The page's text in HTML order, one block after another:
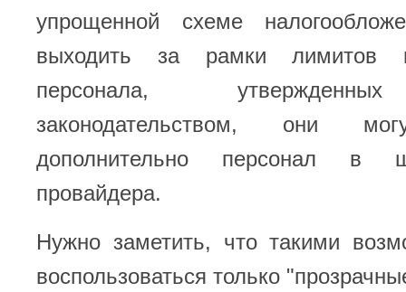
упрощенной схеме
выходить за рамки лимитов
персонала,
законодательством, они
дополнительно персонал в
провайдера.
Нужно заметить, что такими
воспользоваться только